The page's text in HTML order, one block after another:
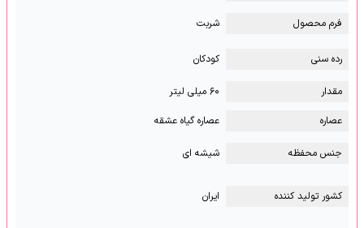
فرم محصول شربت
رده سنی کودکان
مقدار
۶۰ میلی لیتر
عصاره
عصاره گیاه عشقه
جنس محفظه شیشه ای
کشور تولید کننده ایران